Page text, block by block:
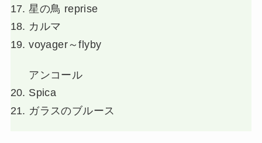
星の鳥 reprise
カルマ
voyager～flyby
アンコール
Spica
ガラスのブルース